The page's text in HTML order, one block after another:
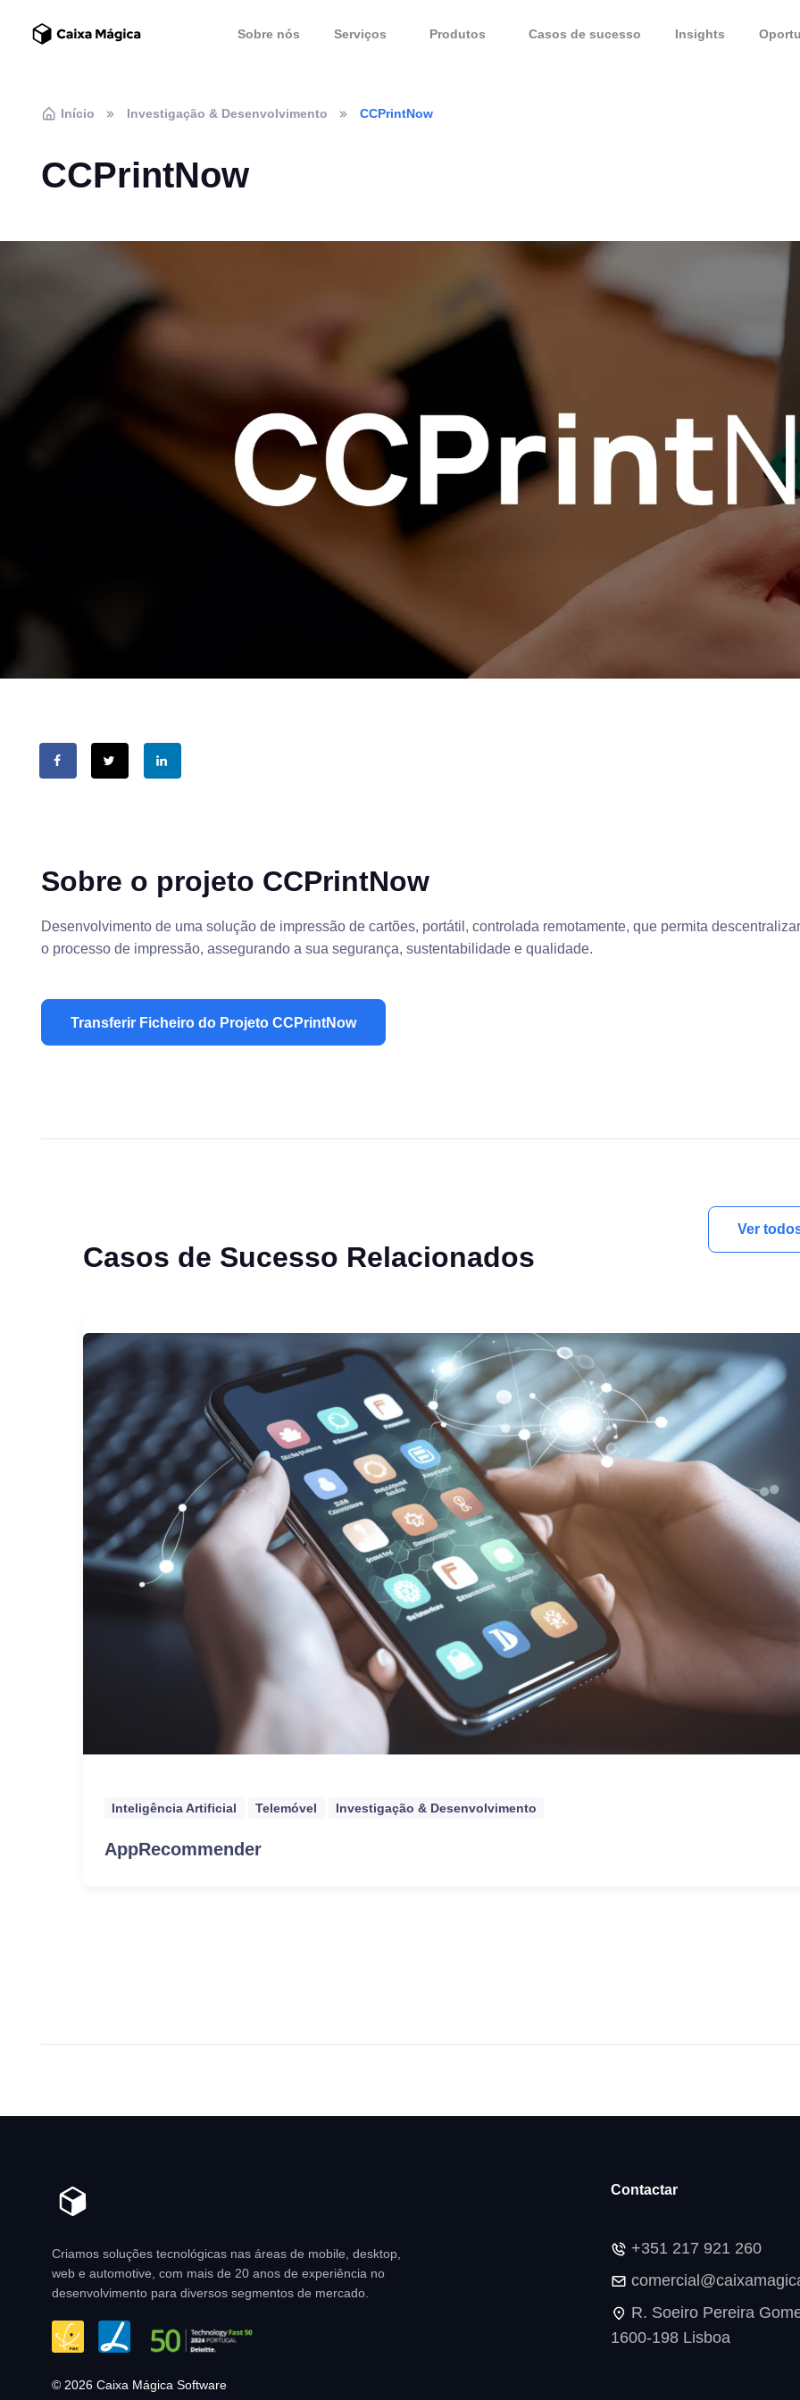
Sobre nós Serviços Produtos Casos de sucesso Insights
Início Investigação & Desenvolvimento CCPrintNow
CCPrintNow
Sobre o projeto CCPrintNow
Desenvolvimento de uma solução de impressão de cartões, portátil, controlada remotamente, que permita descentralizar
o processo de impressão, assegurando a sua segurança, sustentabilidade e qualidade.
Transferir Ficheiro do Projeto CCPrintNow
Casos de Sucesso Relacionados
Ver
Inteligência Artificial Telemóvel Investigação & Desenvolvimento
AppRecommender
Criamos soluções tecnológicas nas áreas de mobile, desktop,
web e automotive, com mais de 20 anos de experiência no
desenvolvimento para diversos segmentos de mercado.
© 2026 Caixa Mágica Software
Contactar
+351 217 921 260
R. Soeiro Pereira
1600-198 Lisboa